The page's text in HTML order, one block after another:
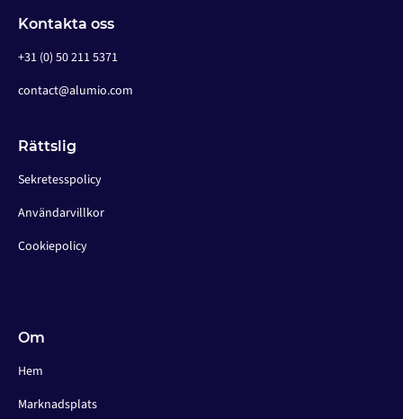
Kontakta oss
+31 (0) 50 211 5371
contact@alumio.com
Rättslig
Sekretesspolicy
Användarvillkor
Cookiepolicy
Om
Hem
Marknadsplats